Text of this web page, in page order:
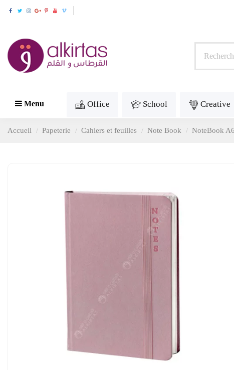
Menu Office School Creative
Accueil Papeterie Cahiers et feuilles Note Book NoteBook